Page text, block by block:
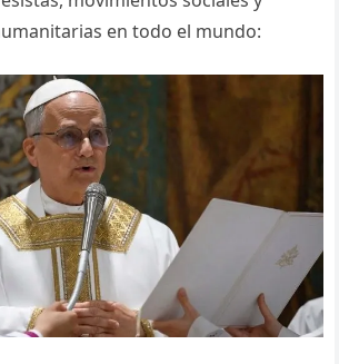
en todo el mundo: